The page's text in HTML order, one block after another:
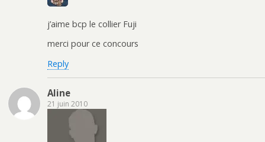
j’aime bcp le collier Fuji
merci pour ce concours
Reply
Aline
21 juin 2010